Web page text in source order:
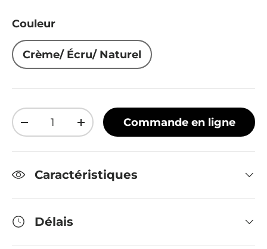
Couleur
Crème/ Écru/ Naturel
Qté
Diminuer la quantité
Augmenter la quantité
Commande en ligne
Caractéristiques
Délais